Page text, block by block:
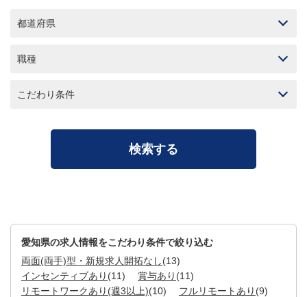
都道府県
職種
こだわり条件
愛知県の求人情報をこだわり条件で絞り込む
両面(両手)型・新規求人開拓なし(13)
インセンティブあり (11) 賞与あり (11)
リモートワークあり(週3以上)(10) フルリモートあり (9)